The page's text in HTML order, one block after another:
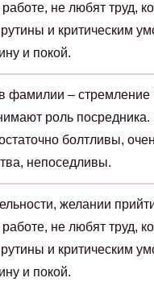
не любят труд,
и критическим
и покой.
фамилии – стремление
роль
болтливы,
непоседливы.
желании
не любят труд,
и критическим
и покой.